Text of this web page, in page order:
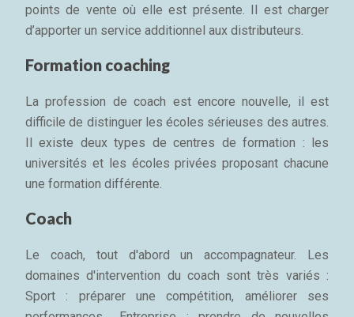
points de vente où elle est présente. Il est charger
d’apporter un service additionnel aux distributeurs.
Formation coaching
La profession de coach est encore nouvelle, il est
difficile de distinguer les écoles sérieuses des autres.
Il existe deux types de centres de formation : les
universités et les écoles privées proposant chacune
une formation différente.
Coach
Le coach, tout d'abord un accompagnateur. Les
domaines d'intervention du coach sont très variés :
Sport : préparer une compétition, améliorer ses